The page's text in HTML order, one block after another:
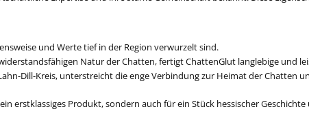
und Werte tief in der Region verwurzelt sind.
Natur der Chatten, fertigt ChattenGlut langlebige und
Dill-Kreis, unterstreicht die enge Verbindung zur Heimat der Chatten
erstklassiges Produkt, sondern auch für ein Stück hessischer